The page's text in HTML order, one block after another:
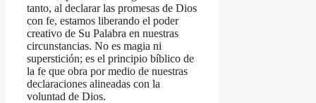
tanto, al declarar las promesas de Dios
con fe, estamos liberando el poder
creativo de Su Palabra en nuestras
circunstancias. No es magia ni
superstición; es el principio bíblico de
la fe que obra por medio de nuestras
declaraciones alineadas con la
voluntad de Dios.